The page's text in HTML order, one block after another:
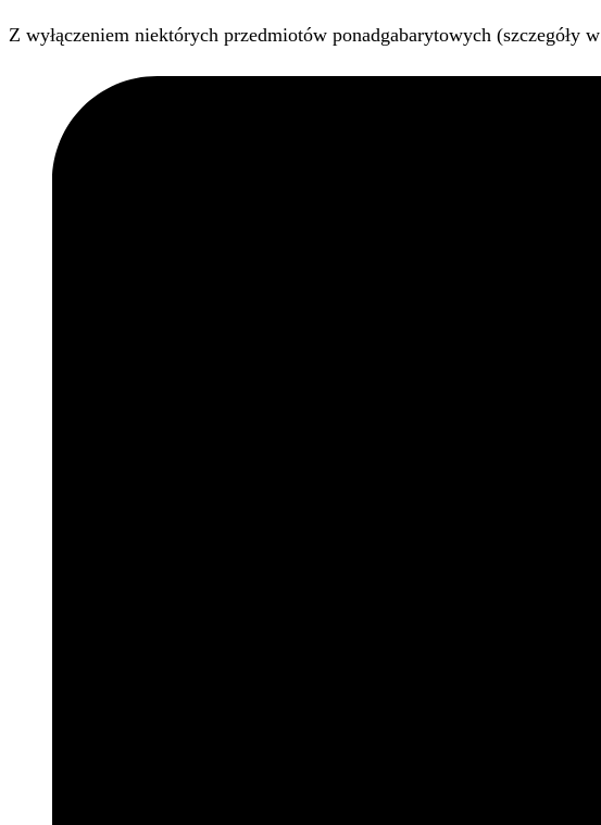
Z wyłączeniem niektórych przedmiotów ponadgabarytowych (szczegóły w